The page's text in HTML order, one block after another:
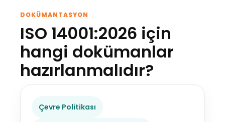
DOKÜMANTASYON
ISO 14001:2026 için
hangi dokümanlar
hazırlanmalıdır?
Çevre Politikası